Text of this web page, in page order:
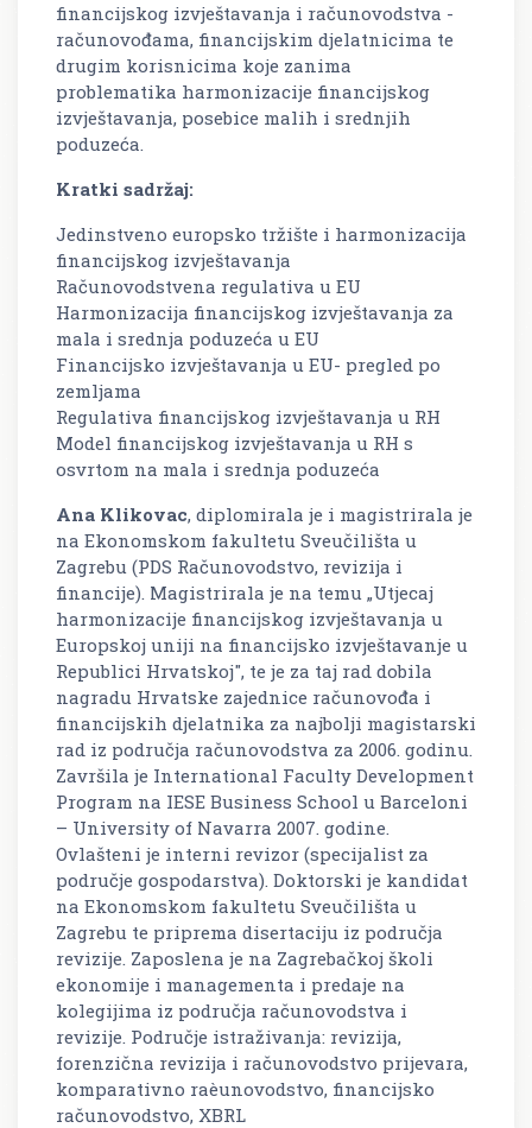
financijskog izvještavanja i računovodstva -
računovođama, financijskim djelatnicima te
drugim korisnicima koje zanima
problematika harmonizacije financijskog
izvještavanja, posebice malih i srednjih
poduzeća.
Kratki sadržaj:
Jedinstveno europsko tržište i harmonizacija
financijskog izvještavanja
Računovodstvena regulativa u EU
Harmonizacija financijskog izvještavanja za
mala i srednja poduzeća u EU
Financijsko izvještavanja u EU- pregled po
zemljama
Regulativa financijskog izvještavanja u RH
Model financijskog izvještavanja u RH s
osvrtom na mala i srednja poduzeća
Ana Klikovac, diplomirala je i magistrirala je
na Ekonomskom fakultetu Sveučilišta u
Zagrebu (PDS Računovodstvo, revizija i
financije). Magistrirala je na temu „Utjecaj
harmonizacije financijskog izvještavanja u
Europskoj uniji na financijsko izvještavanje u
Republici Hrvatskoj", te je za taj rad dobila
nagradu Hrvatske zajednice računovođa i
financijskih djelatnika za najbolji magistarski
rad iz područja računovodstva za 2006. godinu.
Završila je International Faculty Development
Program na IESE Business School u Barceloni
– University of Navarra 2007. godine.
Ovlašteni je interni revizor (specijalist za
područje gospodarstva). Doktorski je kandidat
na Ekonomskom fakultetu Sveučilišta u
Zagrebu te priprema disertaciju iz područja
revizije. Zaposlena je na Zagrebačkoj školi
ekonomije i managementa i predaje na
kolegijima iz područja računovodstva i
revizije. Područje istraživanja: revizija,
forenzična revizija i računovodstvo prijevara,
komparativno raèunovodstvo, financijsko
računovodstvo, XBRL